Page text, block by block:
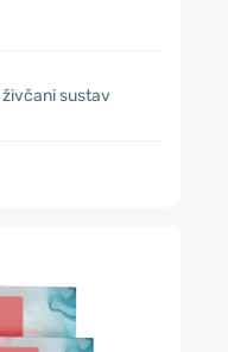
sustav